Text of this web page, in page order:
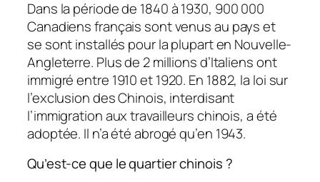
Dans la période de 1840 à 1930, 900 000
Canadiens français sont venus au pays et
se sont installés pour la plupart en Nouvelle-
Angleterre. Plus de 2 millions d’Italiens ont
immigré entre 1910 et 1920. En 1882, la loi sur
l’exclusion des Chinois, interdisant
l’immigration aux travailleurs chinois, a été
adoptée. Il n’a été abrogé qu’en 1943.
Qu’est-ce que le quartier chinois ?